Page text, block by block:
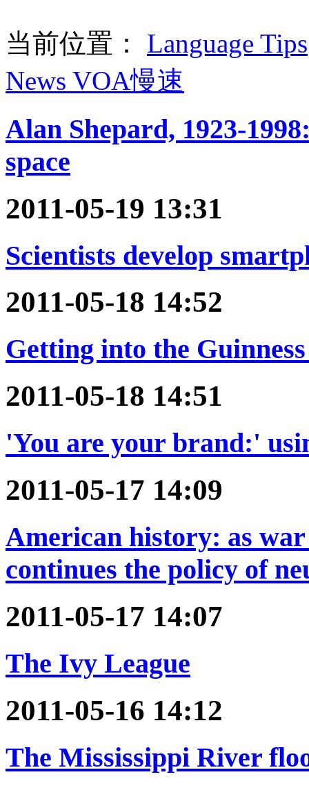
当前位置： Language Tips
News VOA慢速
Alan Shepard, 1923-
space
2011-05-19 13:31
Scientists develop
2011-05-18 14:52
Getting into the
2011-05-18 14:51
'You are your brand:'
2011-05-17 14:09
American history: as
continues the policy of
2011-05-17 14:07
The Ivy League
2011-05-16 14:12
The Mississippi River